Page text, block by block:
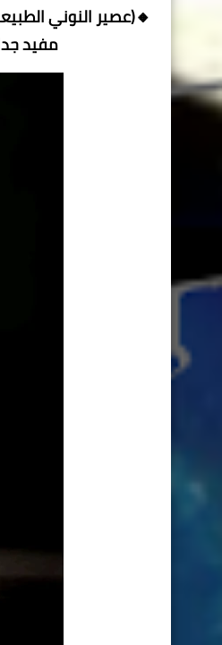
🔸(عصير النوني
مفيد